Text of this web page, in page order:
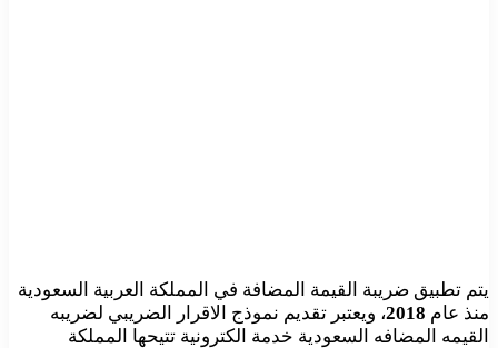
يتم تطبيق ضريبة القيمة المضافة في المملكة العربية السعودية
منذ عام 2018، ويعتبر تقديم نموذج الاقرار الضريبي لضريبه
القيمه المضافه السعودية خدمة الكترونية تتيحها المملكة